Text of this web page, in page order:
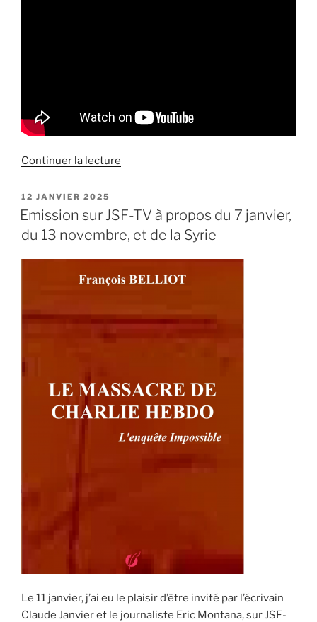
Continuer la lecture
« Halterophilo »
propos
du
massacre
Charlie
PUBLIÉ
LE
12 JANVIER 2025
Emission sur JSF-TV à propos du 7 janvier,
du 13 novembre, et de la Syrie
Le 11 janvier, j’ai eu le plaisir d’être invité par l’écrivain
Claude Janvier et le journaliste Eric Montana, sur JSF-